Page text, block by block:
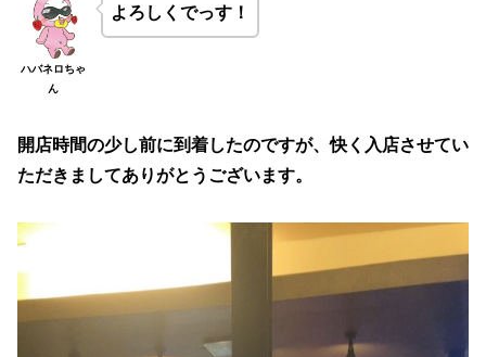
ハバネロちゃ
ん
よろしくでっす！
開店時間の少し前に到着したのですが、快く入店させてい
ただきましてありがとうございます。